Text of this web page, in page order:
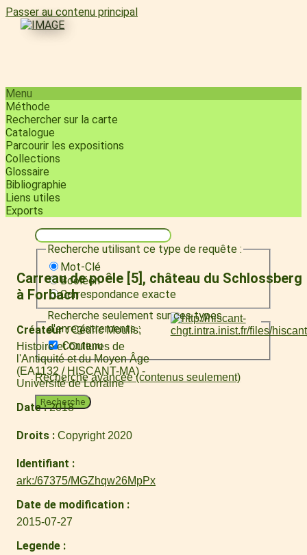
Passer au contenu principal
Menu
Méthode
Rechercher sur la carte
Catalogue
Parcourir les expositions
Collections
Glossaire
Bibliographie
Liens utiles
Exports
Recherche utilisant ce type de requête :
Mot-Clé
Booléen
Correspondance exacte
Recherche seulement sur ces types
d'enregistrements :
Contenu
Recherche avancée (contenus seulement)
Recherche
Carreau de poêle [5], château du Schlossberg
à Forbach
Créateur
Cédric Moulis
Histoire et Cultures de
l'Antiquité et du Moyen Âge
(EA1132 / HISCANT-MA) -
Université de Lorraine
Date 2018
Droits Copyright 2020
Identifiant
ark:/67375/MGZhqw26MpPx
Date de modification
2015-07-27
Legende